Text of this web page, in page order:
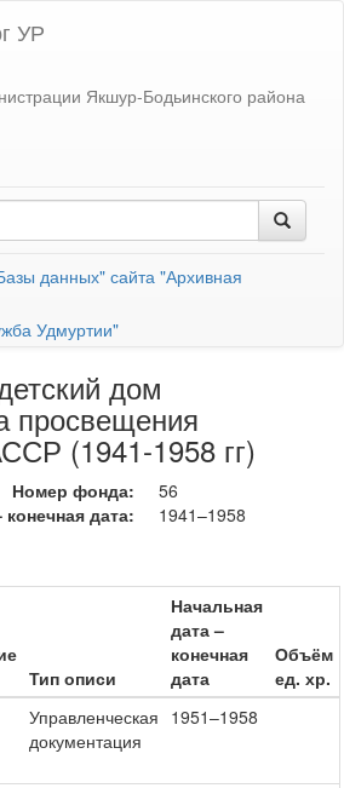
УР
Якшур-Бодьинского района
данных" сайта "Архивная
Удмуртии"
дом
просвещения
(1941-1958 гг)
Номер фонда:
56
дата:
1941–1958
Тип описи
Начальная
дата –
конечная
дата
Объём
ед. хр.
Управленческая
документация
1951–1958